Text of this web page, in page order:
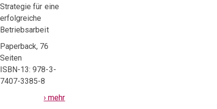
Strategie für eine
erfolgreiche
Betriebsarbeit
Paperback, 76
Seiten
ISBN-13: 978-3-
7407-3385-8
› mehr